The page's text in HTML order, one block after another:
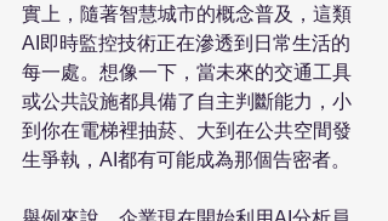
實上，隨著智慧城市的概念普及，這類
AI即時監控技術正在滲透到日常生活的
每一處。想像一下，當未來的交通工具
或公共設施都具備了自主判斷能力，小
到你在電梯裡抽菸、大到在公共空間發
生爭執，AI都有可能成為那個告密者。